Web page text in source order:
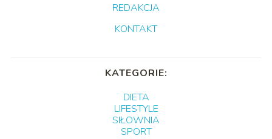
REDAKCJA
KONTAKT
KATEGORIE:
DIETA
LIFESTYLE
SIŁOWNIA
SPORT